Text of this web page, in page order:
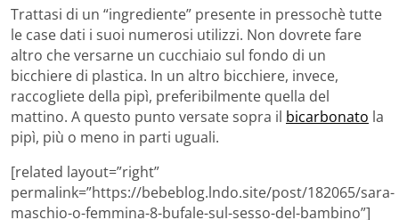
Trattasi di un “ingrediente” presente in pressochè tutte
le case dati i suoi numerosi utilizzi. Non dovrete fare
altro che versarne un cucchiaio sul fondo di un
bicchiere di plastica. In un altro bicchiere, invece,
raccogliete della pipì, preferibilmente quella del
mattino. A questo punto versate sopra il bicarbonato la
pipì, più o meno in parti uguali.
[related layout=”right”
permalink=”https://bebeblog.lndo.site/post/182065/sara-
maschio-o-femmina-8-bufale-sul-sesso-del-bambino”]